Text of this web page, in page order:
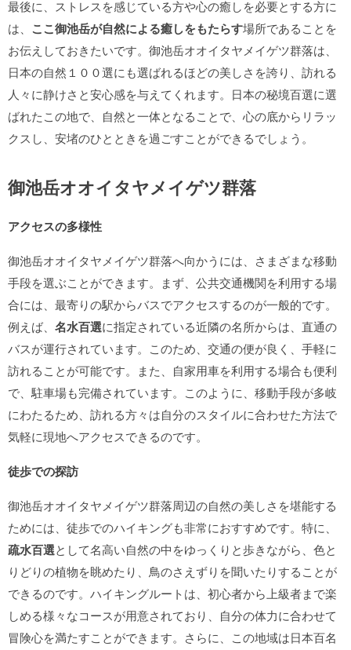
最後に、ストレスを感じている方や心の癒しを必要とする方に
は、 ここ御池岳が自然による癒しをもたらす場所であることを
お伝えしておきたいです。御池岳オオイタヤメイゲツ群落は、
日本の自然１００選にも選ばれるほどの美しさを誇り、訪れる
人々に静けさと安心感を与えてくれます。日本の秘境百選に選
ばれたこの地で、自然と一体となることで、心の底からリラッ
クスし、安堵のひとときを過ごすことができるでしょう。
御池岳オオイタヤメイゲツ群落
アクセスの多様性
御池岳オオイタヤメイゲツ群落へ向かうには、さまざまな移動
手段を選ぶことができます。まず、公共交通機関を利用する場
合には、最寄りの駅からバスでアクセスするのが一般的です。
例えば、 名水百選に指定されている近隣の名所からは、直通の
バスが運行されています。このため、交通の便が良く、手軽に
訪れることが可能です。また、自家用車を利用する場合も便利
で、駐車場も完備されています。このように、移動手段が多岐
にわたるため、訪れる方々は自分のスタイルに合わせた方法で
気軽に現地へアクセスできるのです。
徒歩での探訪
御池岳オオイタヤメイゲツ群落周辺の自然の美しさを堪能する
ためには、徒歩でのハイキングも非常におすすめです。特に、
疏水百選として名高い自然の中をゆっくりと歩きながら、色と
りどりの植物を眺めたり、鳥のさえずりを聞いたりすることが
できるのです。ハイキングルートは、初心者から上級者まで楽
しめる様々なコースが用意されており、自分の体力に合わせて
冒険心を満たすことができます。さらに、この地域は日本百名